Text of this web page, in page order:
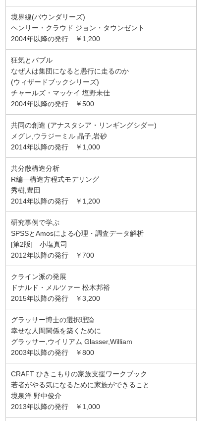
境界線(バウンダリーズ)
ヘンリー・クラウド ジョン・タウンゼント
2004年以降の発行 ￥1,200
狂気とバブル
なぜ人は集団になると愚行に走るのか
(ウィザードブックシリーズ)
チャールズ・マッケイ 塩野未佳
2004年以降の発行 ￥500
共同の創造 (アナスタシア・リンギングシダー)
メグレ,ウラジーミル 晶子,岩砂
2014年以降の発行 ￥1,000
共分散構造分析
R編―構造方程式モデリング
秀樹,豊田
2014年以降の発行 ￥1,200
研究事例で学ぶ
SPSSとAmosによる心理・調査データ解析
[第2版] 小塩真司
2012年以降の発行 ￥700
クライン派の発展
ドナルド・メルツァー 松木邦裕
2015年以降の発行 ￥3,200
グラッサー博士の選択理論
幸せな人間関係を築くために
グラッサー,ウイリアム Glasser,William
2003年以降の発行 ￥800
CRAFT ひきこもりの家族支援ワークブック
若者がやる気になるために家族ができること
境泉洋 野中俊介
2013年以降の発行 ￥1,000